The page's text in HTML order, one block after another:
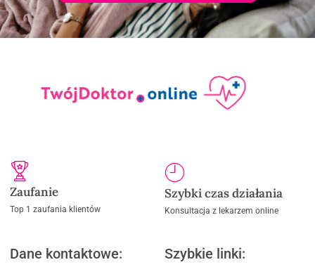
Zaufanie
Top 1 zaufania klientów
Szybki czas działania
Konsultacja z lekarzem online
Dane kontaktowe: Szybkie linki: